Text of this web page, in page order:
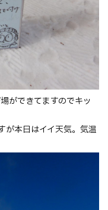
ができてますのでキッ
が本日はイイ天気。気温